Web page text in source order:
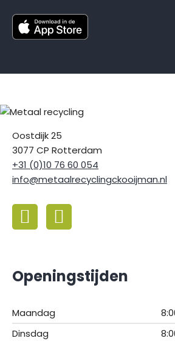
Oostdijk 25
3077 CP Rotterdam
+31 (0)10 76 60 054
info@metaalrecyclingckooijman.nl
Openingstijden
Maandag
Dinsdag